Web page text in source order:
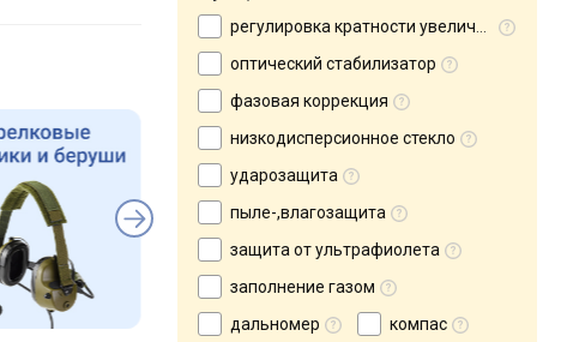
регулировка кратности увеличения
оптический стабилизатор
фазовая коррекция
низкодисперсионное стекло
ударозащита
пыле-,влагозащита
защита от ультрафиолета
заполнение газом
дальномер
компас